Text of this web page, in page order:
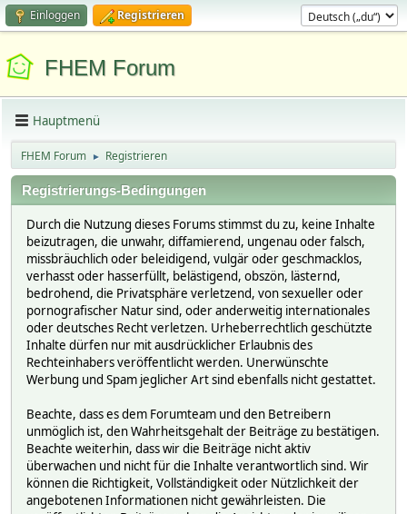
Einloggen Registrieren
FHEM Forum
Hauptmenü
FHEM Forum ► Registrieren
Registrierungs-Bedingungen
Durch die Nutzung dieses Forums stimmst du zu, keine Inhalte
beizutragen, die unwahr, diffamierend, ungenau oder falsch,
missbräuchlich oder beleidigend, vulgär oder geschmacklos,
verhasst oder hasserfüllt, belästigend, obszön, lästernd,
bedrohend, die Privatsphäre verletzend, von sexueller oder
pornografischer Natur sind, oder anderweitig internationales
oder deutsches Recht verletzen. Urheberrechtlich geschützte
Inhalte dürfen nur mit ausdrücklicher Erlaubnis des
Rechteinhabers veröffentlicht werden. Unerwünschte
Werbung und Spam jeglicher Art sind ebenfalls nicht gestattet.
Beachte, dass es dem Forumteam und den Betreibern
unmöglich ist, den Wahrheitsgehalt der Beiträge zu bestätigen.
Beachte weiterhin, dass wir die Beiträge nicht aktiv
überwachen und nicht für die Inhalte verantwortlich sind. Wir
können die Richtigkeit, Vollständigkeit oder Nützlichkeit der
angebotenen Informationen nicht gewährleisten. Die